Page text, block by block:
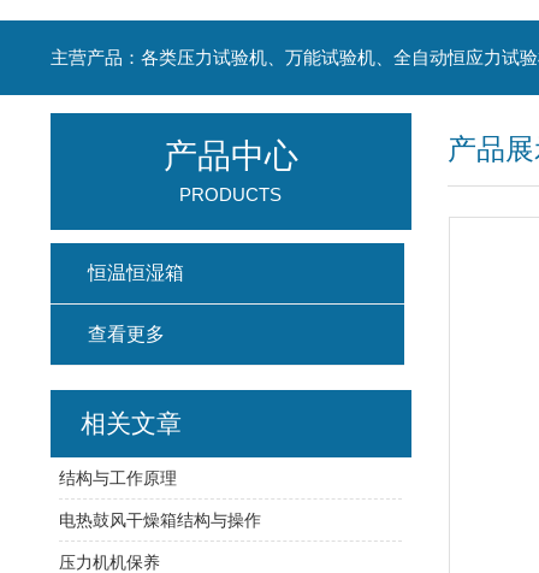
主营产品：各类压力试验机、万能试验机、全自动恒应力试
产品
产品中心
PRODUCTS
恒温恒湿箱
查看更多
相关文章
结构与工作原理
电热鼓风干燥箱结构与操作
压力机机保养